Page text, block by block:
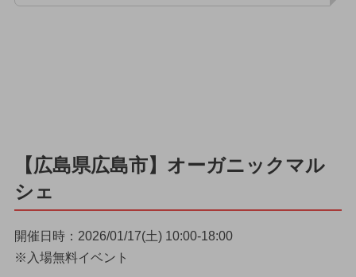
【広島県広島市】オーガニックマル
シェ
開催日時：2026/01/17(土) 10:00-18:00
※入場無料イベント